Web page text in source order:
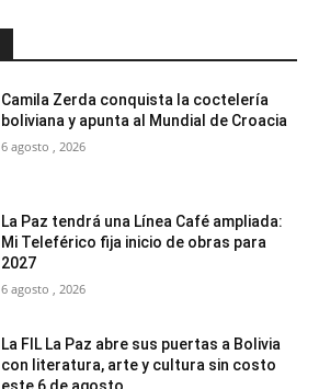
Camila Zerda conquista la coctelería
boliviana y apunta al Mundial de Croacia
6 agosto , 2026
La Paz tendrá una Línea Café ampliada:
Mi Teleférico fija inicio de obras para
2027
6 agosto , 2026
La FIL La Paz abre sus puertas a Bolivia
con literatura, arte y cultura sin costo